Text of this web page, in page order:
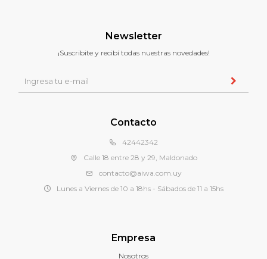
Contacto
42442342
Calle 18 entre 28 y 29, Maldonado
contacto@aiwa.com.uy
Lunes a Viernes de 10 a 18hs - Sábados de 11 a 15hs
Empresa
Nosotros
Newsletter
¡Suscribite y recibí todas nuestras novedades!